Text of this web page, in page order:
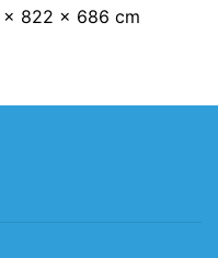
x 822 x 686 cm